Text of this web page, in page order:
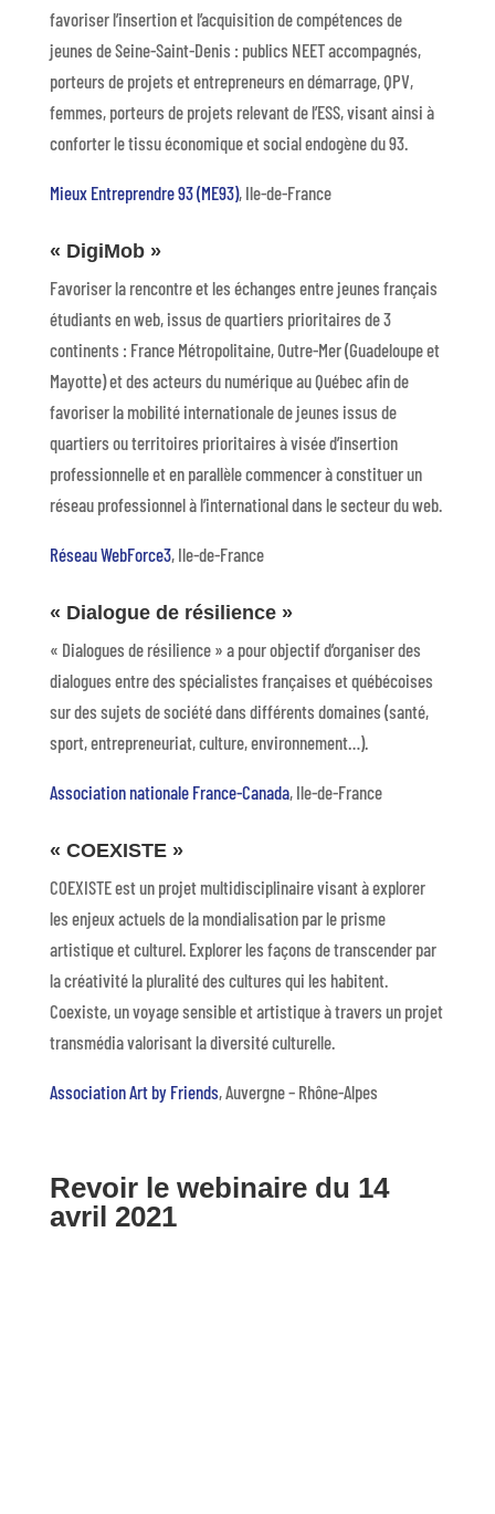
favoriser l’insertion et l’acquisition de compétences de
jeunes de Seine-Saint-Denis : publics NEET accompagnés,
porteurs de projets et entrepreneurs en démarrage, QPV,
femmes, porteurs de projets relevant de l’ESS, visant ainsi à
conforter le tissu économique et social endogène du 93.
Mieux Entreprendre 93 (ME93), Ile-de-France
« DigiMob »
Favoriser la rencontre et les échanges entre jeunes français
étudiants en web, issus de quartiers prioritaires de 3
continents : France Métropolitaine, Outre-Mer (Guadeloupe et
Mayotte) et des acteurs du numérique au Québec afin de
favoriser la mobilité internationale de jeunes issus de
quartiers ou territoires prioritaires à visée d’insertion
professionnelle et en parallèle commencer à constituer un
réseau professionnel à l’international dans le secteur du web.
Réseau WebForce3, Ile-de-France
« Dialogue de résilience »
« Dialogues de résilience » a pour objectif d’organiser des
dialogues entre des spécialistes françaises et québécoises
sur des sujets de société dans différents domaines (santé,
sport, entrepreneuriat, culture, environnement…).
Association nationale France-Canada, Ile-de-France
« COEXISTE »
COEXISTE est un projet multidisciplinaire visant à explorer
les enjeux actuels de la mondialisation par le prisme
artistique et culturel. Explorer les façons de transcender par
la créativité la pluralité des cultures qui les habitent.
Coexiste, un voyage sensible et artistique à travers un projet
transmédia valorisant la diversité culturelle.
Association Art by Friends, Auvergne – Rhône-Alpes
Revoir le webinaire du 14
avril 2021